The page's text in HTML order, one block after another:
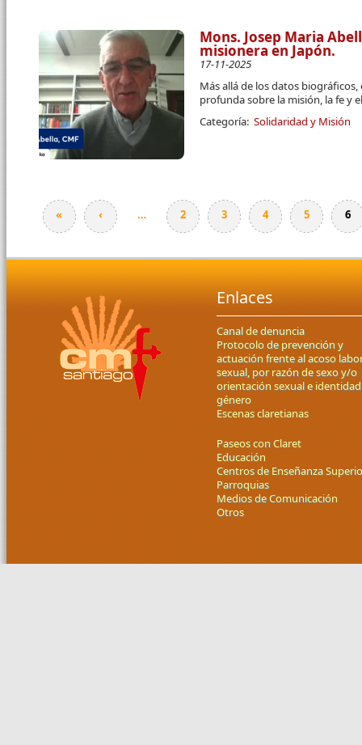
Mons. Josep Maria
misionera en Japón.
17-11-2025
Más allá de los datos
profunda sobre la misión, la fe y
Categoría: Solidaridad y Misión
Páginas
« ‹ … 2 3 4 5 6
Enlaces
Canal de denuncia
Protocolo de prevención y
actuación frente al acoso
sexual, por razón de sexo y/o
orientación sexual e
género
Escenas claretianas
Paseos con Claret
Educación
Centros de Enseñanza
Parroquias
Medios de Comunicación
Otros